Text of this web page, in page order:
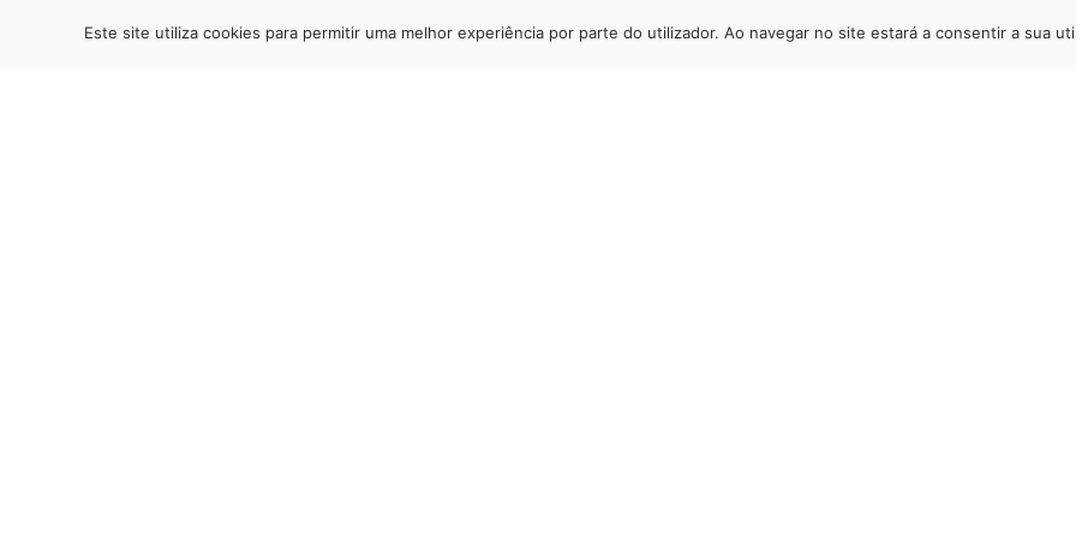
Este site utiliza cookies para permitir uma melhor experiência por parte do utilizador. Ao navegar no site estará a consentir a sua